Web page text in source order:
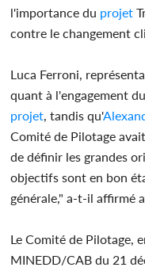
l'importance du projet
contre le changement
Luca Ferroni,
quant à l'engagement
projet , tandis qu'
Comité de Pilotage
de définir les grandes
objectifs sont en bon
générale," a-t-il affirmé
Le Comité de Pilotage,
MINEDD/CAB du 21